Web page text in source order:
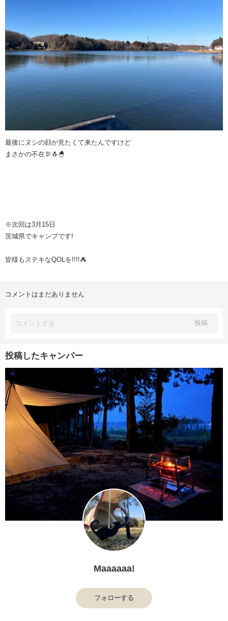
最後にヌシの顔が見たくて来たんですけど
まさかの不在🦃🐧🐣
※次回は3月15日
茨城県でキャンプです!
皆様もステキなQOLを!!!!⛺️
コメントはまだありません
投稿
投稿したキャンパー
Maaaaaa!
フォローする